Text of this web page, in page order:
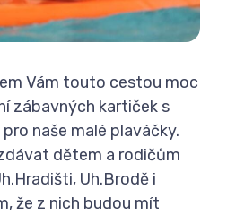
Vám touto cestou moc
zábavných kartiček s
naše malé plaváčky.
dětem a rodičům
Uh.Brodě i
že z nich budou mít